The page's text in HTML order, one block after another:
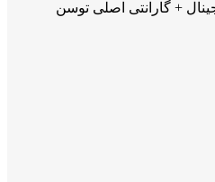
+ گارانتی اصلی توسن